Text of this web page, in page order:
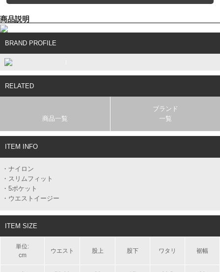
商品説明
BRAND PROFILE
RELATED
商品一覧
ブランド
一覧
ITEM INFO
・ナイロン
・スリムフィット
・5ポケット
・ウエストイージー
ITEM SIZE
単位:
cm
ウエスト 股上 股下 ワタリ 裾幅